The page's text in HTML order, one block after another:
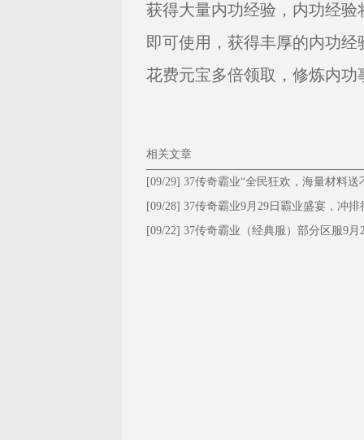
获得大量内功经验，内功经
即可使用，获得丰厚的内功
花费元宝多倍领取，修炼内功
相关文章
[09/29] 37传奇霸业“全民狂欢，海量材料送
停！”
[09/28] ​37传奇霸业9月29日霸业盛宴，冲排
大礼！
[09/22] 37传奇霸业（经典服）部分区服9月